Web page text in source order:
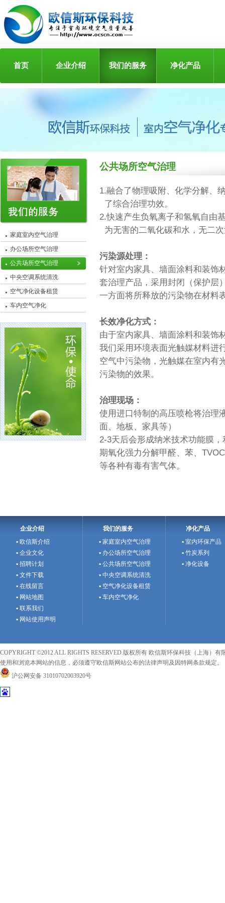
首页 企业介绍 我们的服务 净化产品
家庭室内空气治理
办公场所空气治理
公共场所空气治理
中央空调系统清洗
空气净化设备租赁
车内空气净化
公共场所空气治理
1.融合了物理吸附、化学分解、
了综合治理功效。
2.快速产生负氧离子和氢氧自由
为无害的二氧化碳和水，无二
污染源处理：
针对室内家具、墙面涂料和装饰
套治理产品，采用封闭（保护层
一方面将所释放的污染物在材料
长效净化方式：
由于室内家具、墙面涂料和装饰
我们采用环境表面光触媒材料进
空气中污染物，光触媒在室内有
污染物的效果。
治理现场：
使用进口特制的高压喷枪将治理
面、地板、家具等）
2-3天后会形成纳米技术功能膜
期氧化强力分解甲醛、苯、TVOC
等各种有毒有害气体。
企业介绍
▪ 欧信斯介绍
▪ 企业文化
▪ 招聘计划
▪ 文件下载
▪ 在线留言
▪ 网站地图
▪ 联系我们
▪ 网站使用声明
我们的服务
▪ 家庭室内空气治理
▪ 办公场所空气治理
▪ 公共场所空气治理
▪ 中央空调系统清洗
▪ 空气净化设备租赁
▪ 车内空气净化
净化产品
▪ 室内环保产品
▪ 竹炭系列
▪ 净化设备
COPYRIGHT ©2012 ALL RIGHTS RESERVED.版权所有 欧信斯环保科技（上海）有
使用和浏览本网站的信息，必须遵守欧信斯网站公布的法律声明及因特网条款规定。
沪公网安备 31010702003920号